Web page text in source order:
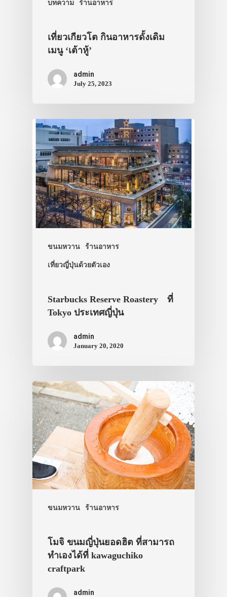
บทความ ร้านอาหาร
เที่ยวเกียวโต กินอาหารดั้งเดิม
เมนู ‘เต้าหู้’
admin
July 25, 2023
ขนมหวาน ร้านอาหาร
เที่ยวญี่ปุ่นด้วยตัวเอง
Starbucks Reserve Roastery ที่
Tokyo ประเทศญี่ปุ่น
admin
January 20, 2020
ขนมหวาน ร้านอาหาร
โมจิ ขนมญี่ปุ่นยอดฮิต ที่สามารถ
ทำเองได้ที่ kawaguchiko
craftpark
admin
ประเทศญี่ปุ่น
เที่ยวญี่ปุ่นด้ว
เอง
รถบัส
เดินทาง
ทัวร์
ภาพประทับใจ